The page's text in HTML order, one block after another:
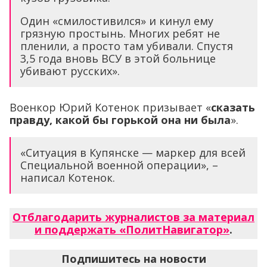
Один «смилостивился» и кинул ему
грязную простынь. Многих ребят не
пленили, а просто там убивали. Спустя
3,5 года вновь ВСУ в этой больнице
убивают русских».
Военкор Юрий Котенок призывает «сказать
правду, какой бы горькой она ни была».
«Ситуация в Купянске — маркер для всей
Специальной военной операции», –
написал Котенок.
Отблагодарить журналистов за материал
и поддержать «ПолитНавигатор».
Подпишитесь на новости